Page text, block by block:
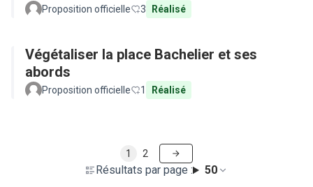
Proposition officielle 3 Réalisé
Végétaliser la place Bachelier et ses
abords
Proposition officielle 1 Réalisé
Résultats par page : 50
1 2